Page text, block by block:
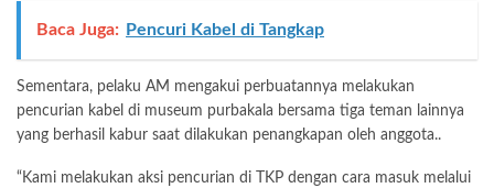
Baca Juga: Pencuri Kabel di Tangkap
Sementara, pelaku AM mengakui perbuatannya melakukan
pencurian kabel di museum purbakala bersama tiga teman lainnya
yang berhasil kabur saat dilakukan penangkapan oleh anggota..
“Kami melakukan aksi pencurian di TKP dengan cara masuk melalui